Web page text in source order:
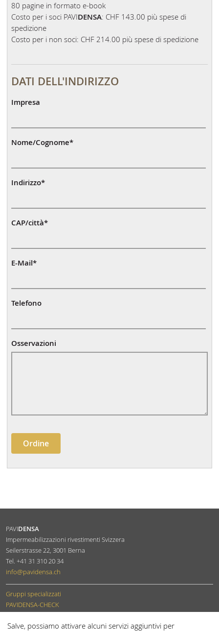
80 pagine in formato e-book
Costo per i soci PAVIDENSA: CHF 143.00 più spese di
spedizione
Costo per i non soci: CHF 214.00 più spese di spedizione
DATI DELL'INDIRIZZO
Impresa
Nome/Cognome*
Indirizzo*
CAP/città*
E-Mail*
Telefono
Osservazioni
PAVIDENSA
Impermeabilizzazioni rivestimenti Svizzera
Seilerstrasse 22, 3001 Berna
Tel. +41 31 310 20 34
info@pavidensa.ch
Gruppi specializzati
PAVIDENSA-CHECK
Salve, possiamo attivare alcuni servizi aggiuntivi per